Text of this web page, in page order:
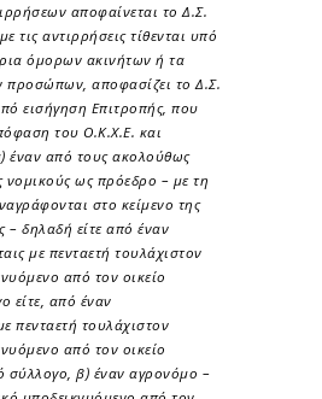
αποφαίνεται το Δ.Σ.
τις αντιρρήσεις τίθενται υπό
όμορων ακινήτων ή τα
προσώπων, αποφασίζει το Δ.Σ.
εισήγηση Επιτροπής, που
του Ο.Κ.Χ.Ε. και
έναν από τους ακολούθως
νομικούς ως πρόεδρο – με τη
στο κείμενο της
– δηλαδή είτε από έναν
με πενταετή τουλάχιστον
από τον οικείο
είτε, από έναν
πενταετή τουλάχιστον
από τον οικείο
σύλλογο, β) έναν αγρονόμο –